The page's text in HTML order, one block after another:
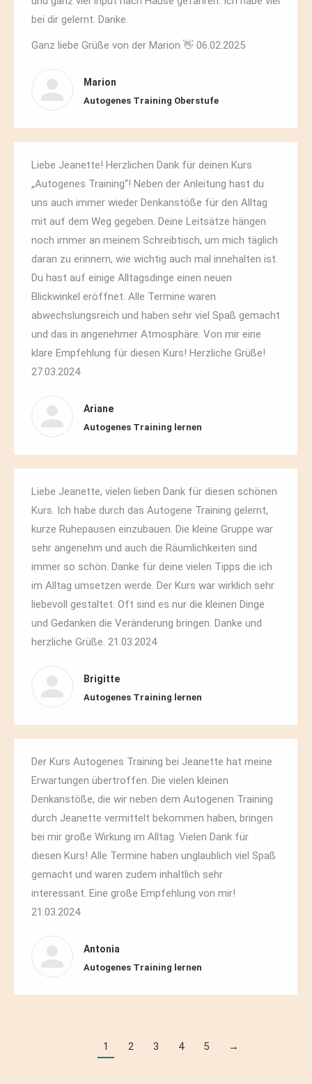
bei dir gelernt. Danke.
Ganz liebe Grüße von der Marion 👋 06.02.2025
Marion
Autogenes Training Oberstufe
Liebe Jeanette! Herzlichen Dank für deinen Kurs
„Autogenes Training“! Neben der Anleitung hast du
uns auch immer wieder Denkanstöße für den Alltag
mit auf dem Weg gegeben. Deine Leitsätze hängen
noch immer an meinem Schreibtisch, um mich täglich
daran zu erinnern, wie wichtig auch mal innehalten ist.
Du hast auf einige Alltagsdinge einen neuen
Blickwinkel eröffnet. Alle Termine waren
abwechslungsreich und haben sehr viel Spaß gemacht
und das in angenehmer Atmosphäre. Von mir eine
klare Empfehlung für diesen Kurs! Herzliche Grüße!
27.03.2024
Ariane
Autogenes Training lernen
Liebe Jeanette, vielen lieben Dank für diesen schönen
Kurs. Ich habe durch das Autogene Training gelernt,
kurze Ruhepausen einzubauen. Die kleine Gruppe war
sehr angenehm und auch die Räumlichkeiten sind
immer so schön. Danke für deine vielen Tipps die ich
im Alltag umsetzen werde. Der Kurs war wirklich sehr
liebevoll gestaltet. Oft sind es nur die kleinen Dinge
und Gedanken die Veränderung bringen. Danke und
herzliche Grüße. 21.03.2024
Brigitte
Autogenes Training lernen
Der Kurs Autogenes Training bei Jeanette hat meine
Erwartungen übertroffen. Die vielen kleinen
Denkanstöße, die wir neben dem Autogenen Training
durch Jeanette vermittelt bekommen haben, bringen
bei mir große Wirkung im Alltag. Vielen Dank für
diesen Kurs! Alle Termine haben unglaublich viel Spaß
gemacht und waren zudem inhaltlich sehr
interessant. Eine große Empfehlung von mir!
21.03.2024
Antonia
Autogenes Training lernen
1 2 3 4 5 →